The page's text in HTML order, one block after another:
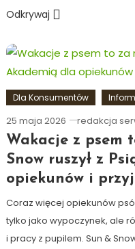
Odkrywaj
Dla Konsumentów
25 maja 2026 redakcja
Wakacje z psem
Snow ruszył z
opiekunów i
Coraz więcej opiekunów
tylko jako wypoczynek, ale
i pracy z pupilem. Sun &